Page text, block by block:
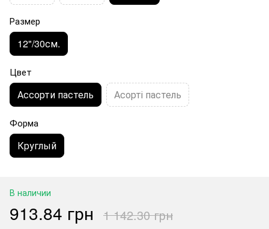
Размер
12"/30см.
Цвет
Ассорти пастель Асорті пастель
Форма
Круглый
В наличии
913.84 грн 1 142.30 грн